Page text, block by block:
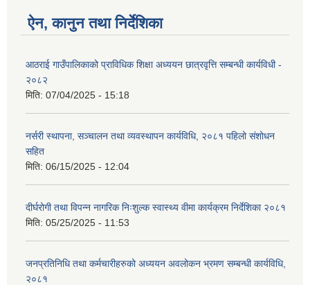
ऐन, कानुन तथा निर्देशिका
आठराई गाउँपालिकाको प्राविधिक शिक्षा अध्ययन छात्रवृत्ति सम्बन्धी कार्यविधी -
२०८२
मिति: 07/04/2025 - 15:18
नर्सरी स्थापना, सञ्चालन तथा व्यवस्थापन कार्यविधि, २०८१ पहिलो संशोधन
सहित
मिति: 06/15/2025 - 12:04
दीर्घरोगी तथा विपन्न नागरिक निःशुल्क स्वास्थ्य वीमा कार्यक्रम निर्देशिका २०८१
मिति: 05/25/2025 - 11:53
जनप्रतिनिधि तथा कर्मचारीहरुको अध्ययन अवलोकन भ्रमण सम्बन्धी कार्यविधि,
२०८१